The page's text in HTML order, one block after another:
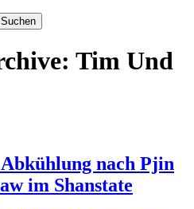
Tim Und
nach Pjin
im Shanstate